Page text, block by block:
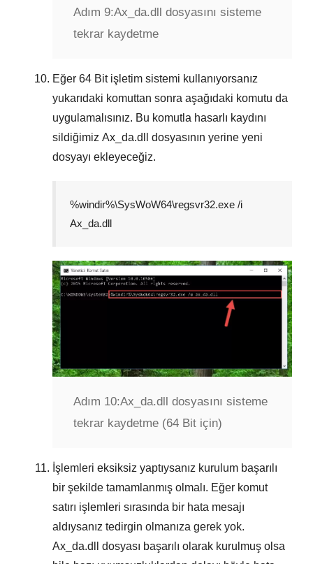
Adım 9:Ax_da.dll dosyasını sisteme
tekrar kaydetme
Eğer 64 Bitişletim sistemi kullanıyorsanız
yukarıdaki komuttan sonra aşağıdaki komutu da
uygulamalısınız. Bu komutla hasarlı kaydını
sildiğimiz Ax_da.dll
dosyasının yerine yeni
dosyayı ekleyeceğiz.
%windir%\SysWoW64\regsvr32.exe /i
Ax_da.dll
Adım 10:Ax_da.dll dosyasını sisteme
tekrar kaydetme (64 Bit için)
İşlemleri eksiksiz yaptıysanız kurulum başarılı
bir şekilde tamamlanmış olmalı. Eğer komut
satırı işlemleri sırasında bir hata mesajı
aldıysanız tedirgin olmanıza gerek yok.
Ax_da.dll dosyası başarılı olarak kurulmuş olsa